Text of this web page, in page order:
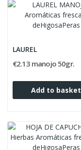
LAUREL
€2.13 manojo 50gr.
Add to basket